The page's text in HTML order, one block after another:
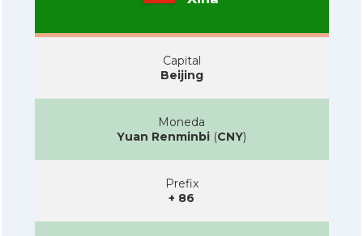
Capital
Beijing
Moneda
Yuan Renminbi (CNY)
Prefix
+ 86